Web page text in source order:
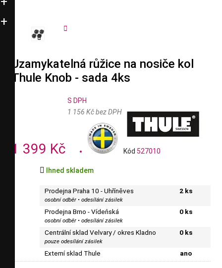


Uzamykatelná růžice na nosiče kol
Thule Knob - sada 4ks
1 399 Kč
S DPH
1 156 Kč bez DPH
Kód 527010
 Ihned skladem
Prodejna Praha 10 - Uhříněves
osobní odběr • odesílání zásilek
2 ks
Prodejna Brno - Vídeňská
osobní odběr • odesílání zásilek
0 ks
Centrální sklad Velvary / okres Kladno
pouze odesílání zásilek
0 ks
Externí sklad Thule ano